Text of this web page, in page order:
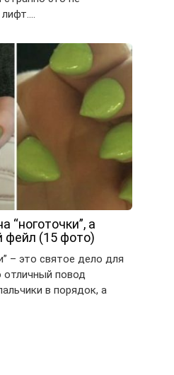
“ноготочки”, а
фейл (15 фото)
– это святое дело для
повод
в порядок, а